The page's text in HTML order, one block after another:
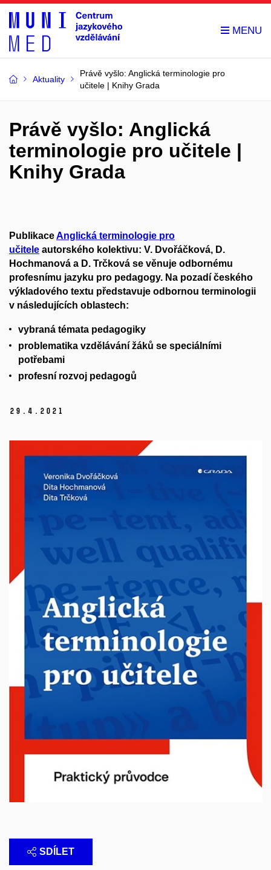
Aktuality
Právě vyšlo: Anglická terminologie pro
učitele | Knihy Grada
Právě vyšlo: Anglická
terminologie pro učitele |
Knihy Grada
PublikaceAnglická terminologie pro
učitele autorského kolektivu: V. Dvořáčková, D.
Hochmanová a D. Trčková se věnuje odbornému
profesnímu jazyku pro pedagogy. Na pozadí českého
výkladového textu představuje odbornou terminologii
v následujících oblastech:
vybraná témata pedagogiky
problematika vzdělávání žáků se speciálními
potřebami
profesní rozvoj pedagogů
29. 4. 2021
SDÍLET